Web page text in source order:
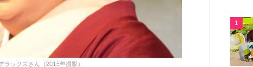
ラックスさん（2015年撮影）
1